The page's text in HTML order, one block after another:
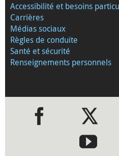
Accessibilité et besoins
Carrières
Médias sociaux
Règles de conduite
Santé et sécurité
Renseignements personnels